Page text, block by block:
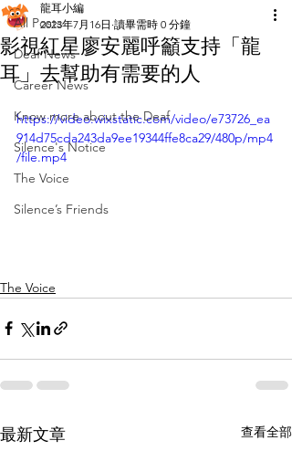
All Posts
Deaf News
Career News
Know more about the Deaf
Silence's Notice
The Voice
Silence’s Friends
影視紅星廖安麗呼籲支持「龍
耳」去幫助有需要的人
龍耳小編
2023年7月16日 讀畢需時 0 分鐘
https://video.wixstatic.com/video/e73726_ea
914d75cda243da9ee19344ffe8ca29/480p/mp4
/file.mp4
The Voice
最新文章 查看全部